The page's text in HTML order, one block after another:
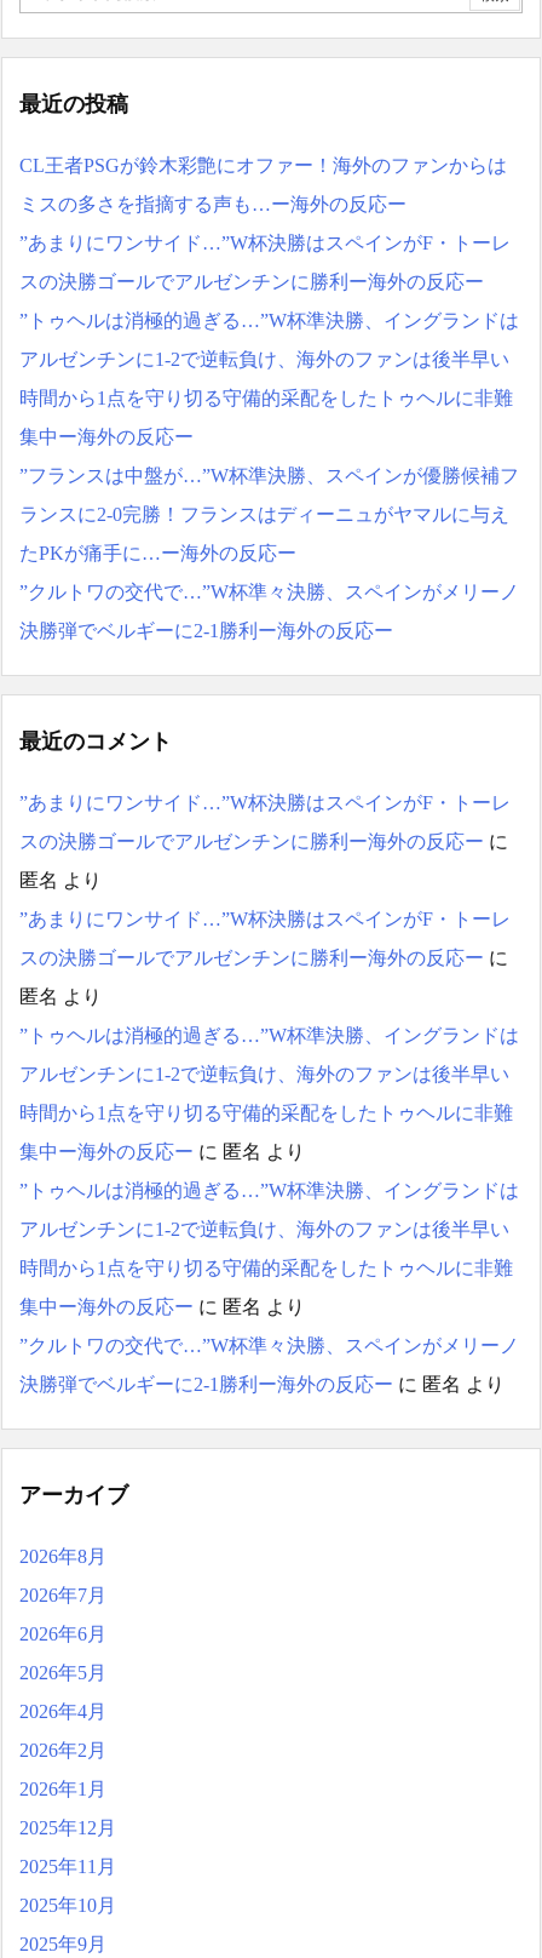
最近の投稿
CL王者PSGが鈴木彩艶にオファー！海外のファンからは
ミスの多さを指摘する声も…ー海外の反応ー
”あまりにワンサイド…”W杯決勝はスペインがF・トーレ
スの決勝ゴールでアルゼンチンに勝利ー海外の反応ー
”トゥヘルは消極的過ぎる…”W杯準決勝、イングランドは
アルゼンチンに1-2で逆転負け、海外のファンは後半早い
時間から1点を守り切る守備的采配をしたトゥヘルに非難
集中ー海外の反応ー
”フランスは中盤が…”W杯準決勝、スペインが優勝候補フ
ランスに2-0完勝！フランスはディーニュがヤマルに与え
たPKが痛手に…ー海外の反応ー
”クルトワの交代で…”W杯準々決勝、スペインがメリーノ
決勝弾でベルギーに2-1勝利ー海外の反応ー
最近のコメント
”あまりにワンサイド…”W杯決勝はスペインがF・トーレ
スの決勝ゴールでアルゼンチンに勝利ー海外の反応ー に
匿名 より
”あまりにワンサイド…”W杯決勝はスペインがF・トーレ
スの決勝ゴールでアルゼンチンに勝利ー海外の反応ー に
匿名 より
”トゥヘルは消極的過ぎる…”W杯準決勝、イングランドは
アルゼンチンに1-2で逆転負け、海外のファンは後半早い
時間から1点を守り切る守備的采配をしたトゥヘルに非難
集中ー海外の反応ー に 匿名 より
”トゥヘルは消極的過ぎる…”W杯準決勝、イングランドは
アルゼンチンに1-2で逆転負け、海外のファンは後半早い
時間から1点を守り切る守備的采配をしたトゥヘルに非難
集中ー海外の反応ー に 匿名 より
”クルトワの交代で…”W杯準々決勝、スペインがメリーノ
決勝弾でベルギーに2-1勝利ー海外の反応ー に 匿名 より
アーカイブ
2026年8月
2026年7月
2026年6月
2026年5月
2026年4月
2026年2月
2026年1月
2025年12月
2025年11月
2025年10月
2025年9月